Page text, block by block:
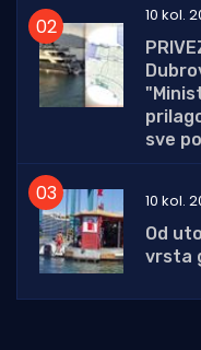
10 kol.
sve
10 kol.
Od
vrsta